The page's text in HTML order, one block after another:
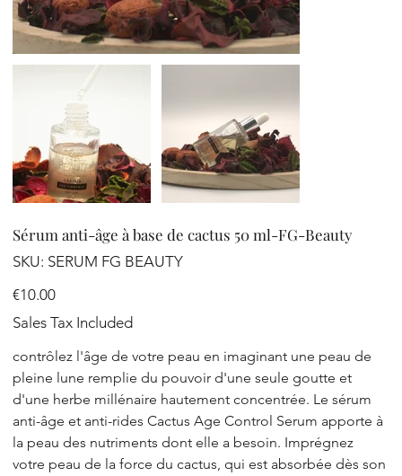
Sérum anti-âge à base de cactus 50 ml-FG-Beauty
SKU: SKU
SERUM
SERUM FG BEAUTY
Price
€10.00
Sales Tax Included
contrôlez l'âge de votre peau en imaginant une peau de
pleine lune remplie du pouvoir d'une seule goutte et
d'une herbe millénaire hautement concentrée. Le sérum
anti-âge et anti-rides Cactus Age Control Serum apporte à
la peau des nutriments dont elle a besoin. Imprégnez
votre peau de la force du cactus, qui est absorbée dès son